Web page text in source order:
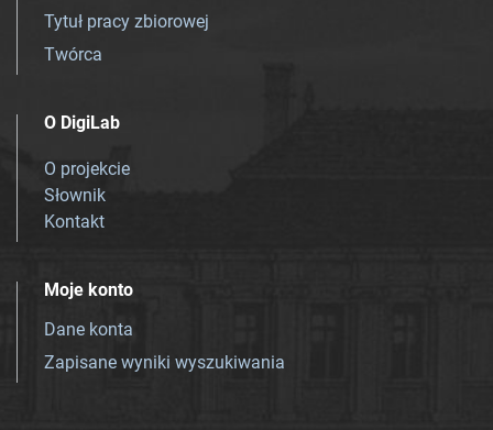
Tytuł pracy zbiorowej
Twórca
O DigiLab
O projekcie
Słownik
Kontakt
Moje konto
Dane konta
Zapisane wyniki wyszukiwania